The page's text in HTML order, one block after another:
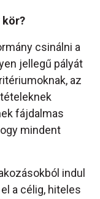
kör?
csinálni a
jellegű pályát
az
fájdalmas
mindent
indul
a célig, hiteles